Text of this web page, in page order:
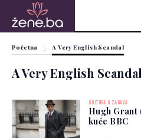
Početna A Very English Scandal
A Very English Scandal
KULTURA & ZABAVA
Hugh Grant
kuće BBC